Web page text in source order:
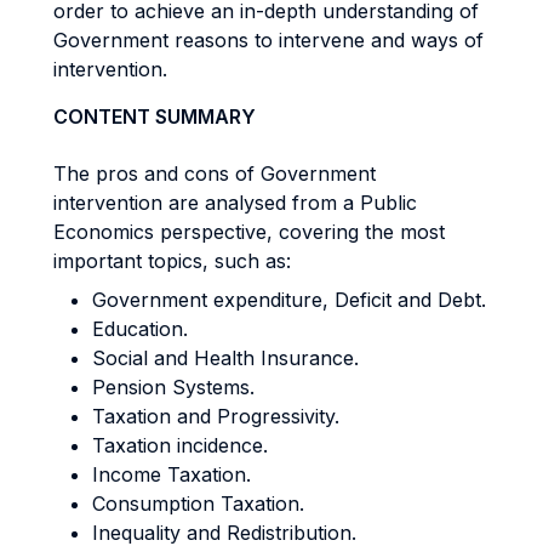
order to achieve an in-depth understanding of
Government reasons to intervene and ways of
intervention.
CONTENT SUMMARY
The pros and cons of Government
intervention are analysed from a Public
Economics perspective, covering the most
important topics, such as:
Government expenditure, Deficit and Debt.
Education.
Social and Health Insurance.
Pension Systems.
Taxation and Progressivity.
Taxation incidence.
Income Taxation.
Consumption Taxation.
Inequality and Redistribution.